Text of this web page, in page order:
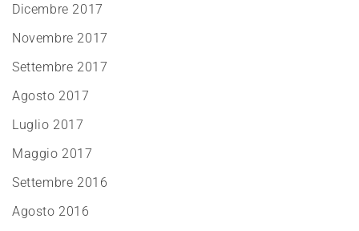
Dicembre 2017
Novembre 2017
Settembre 2017
Agosto 2017
Luglio 2017
Maggio 2017
Settembre 2016
Agosto 2016